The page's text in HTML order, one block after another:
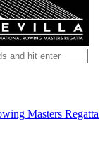
Masters Regatta